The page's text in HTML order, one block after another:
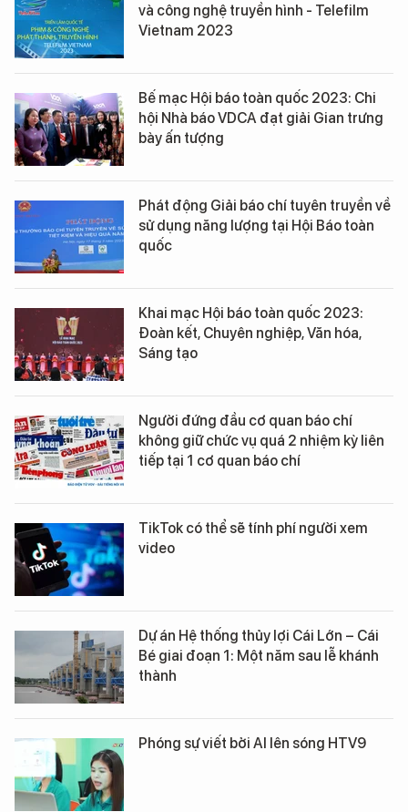
và công nghệ truyền hình - Telefilm
Vietnam 2023
Bế mạc Hội báo toàn quốc 2023: Chi
hội Nhà báo VDCA đạt giải Gian trưng
bày ấn tượng
Phát động Giải báo chí tuyên truyền về
sử dụng năng lượng tại Hội Báo toàn
quốc
Khai mạc Hội báo toàn quốc 2023:
Đoàn kết, Chuyên nghiệp, Văn hóa,
Sáng tạo
Người đứng đầu cơ quan báo chí
không giữ chức vụ quá 2 nhiệm kỳ liên
tiếp tại 1 cơ quan báo chí
TikTok có thể sẽ tính phí người xem
video
Dự án Hệ thống thủy lợi Cái Lớn – Cái
Bé giai đoạn 1: Một năm sau lễ khánh
thành
Phóng sự viết bởi AI lên sóng HTV9